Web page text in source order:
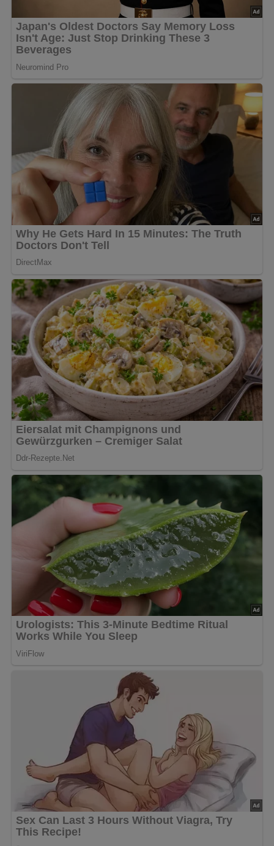
Pfeffer
Petersilie; oder Dill
Zubereitung
Zwiebel klein schneiden, leicht in Fett rösten,
Tomatenmark zusetzen und 5 – 6 Minuten dünsten. Dann
Fischstückchen, in Scheiben geschnittene Gurken,
Tomaten, Kapern, Lorbeerblatt und etwas Pfeffer
zusetzen, alles mit heißer Brühe übergießen, salzen und
10 – 15 Minuten kochen.
Vor dem Servieren mit gewiegter Petersilie oder Dill
bestreuen und einige geschälte und entkernte
Zitronenscheiben.
Kennst du schon unser tolles DDR-Quiz?Was weißt du
noch alles über die DDR?Teste dein Wissen jetzt!
Jetzt Sterne vergeben – Rezept
bewerten
4.5/5(4 Bewertung)